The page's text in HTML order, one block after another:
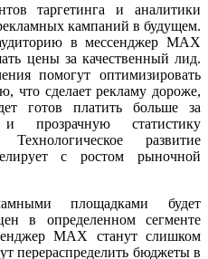
таргетинга и аналитики
кампаний в будущем.
в мессенджер MAX
цены за качественный лид.
помогут оптимизировать
что сделает рекламу дороже,
готов платить больше за
и прозрачную статистику
развитие
с ростом рыночной
площадками будет
в определенном сегменте
MAX станут слишком
перераспределить бюджеты в